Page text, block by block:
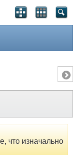
рекламы
что изначально